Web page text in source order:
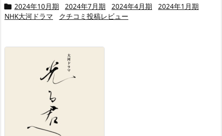
 2024年10月期 2024年7月期 2024年4月期
2024年1月期
NHK大河ドラマ
クチコミ投稿レビュー